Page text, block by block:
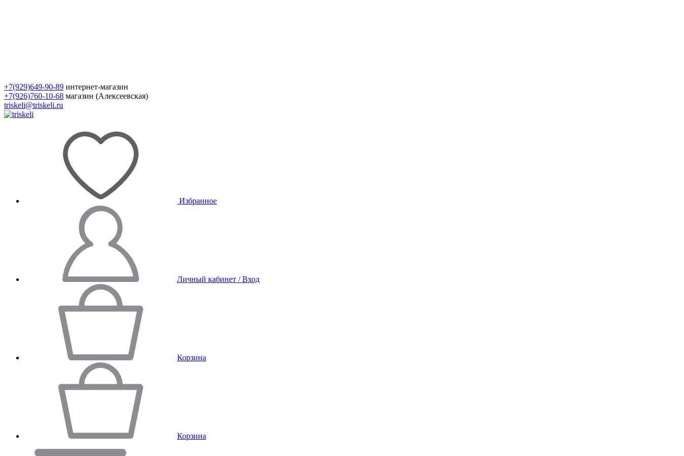
+7(929)649-90-89 интернет-магазин
+7(926)760-10-68 магазин (Алексеевская)
triskeli@triskeli.ru
Избранное
Личный кабинет / Вход
Корзина
Корзина